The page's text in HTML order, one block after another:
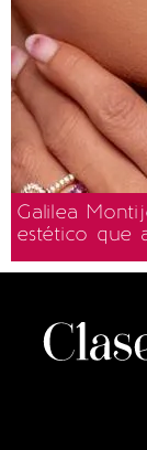
Galilea
estético que